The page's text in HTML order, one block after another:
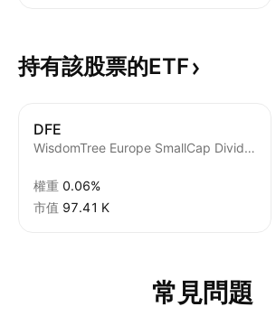
持有該股票的ETF
DFE
WisdomTree Europe SmallCap Dividend Fund
權重 0.06%
市值 ‪97.41 K‬
常見問題